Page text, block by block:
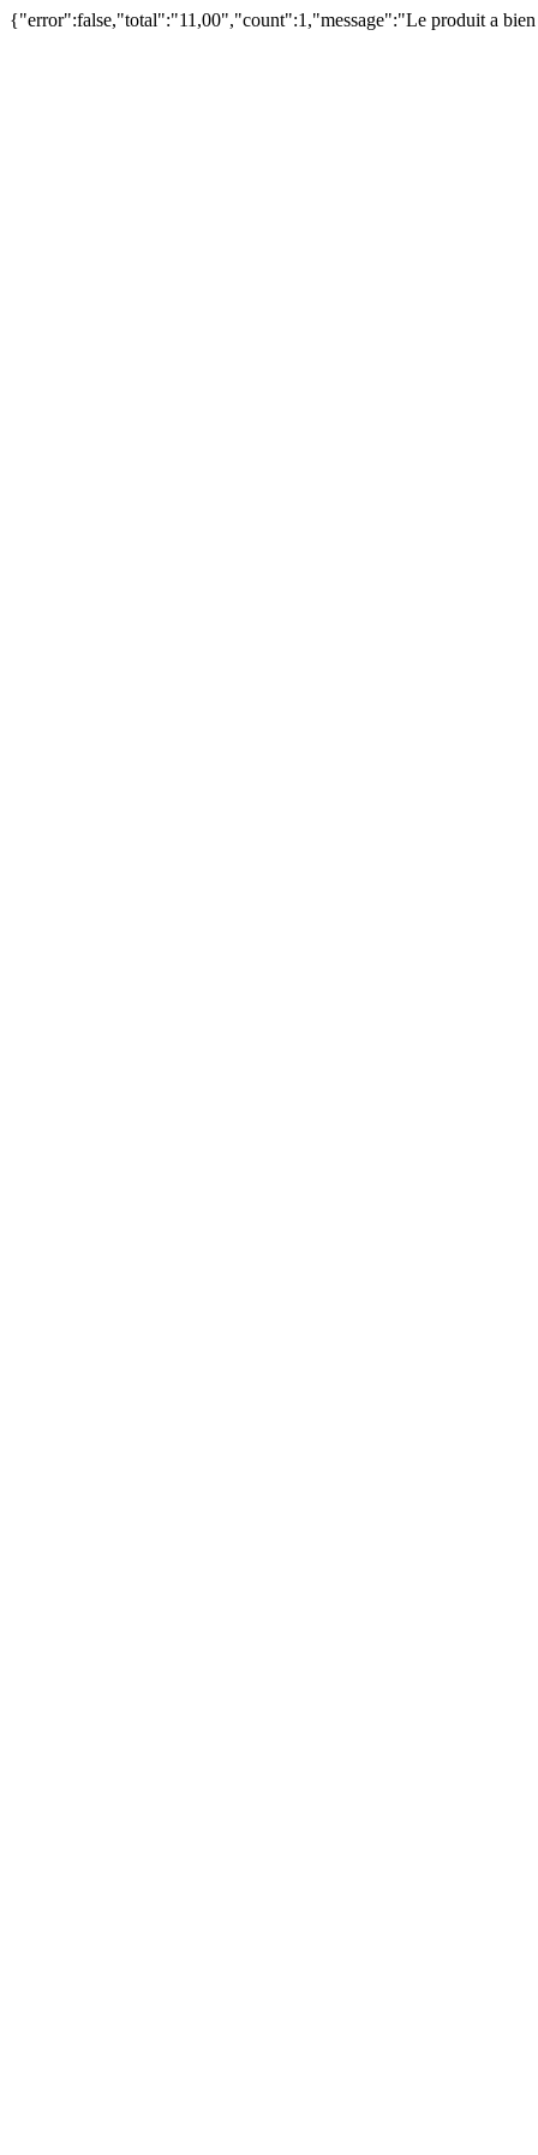
{"error":false,"total":"11,00","count":1,"message":"Le produit a